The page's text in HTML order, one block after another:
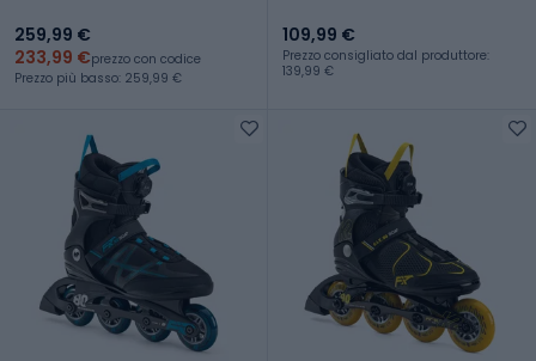
259,99 €
233,99 €prezzo con codice
Prezzo più basso: 259,99 €
109,99 €
Prezzo consigliato dal produttore:
139,99 €